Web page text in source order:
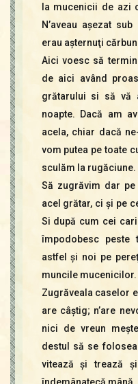
la mucenicii de azi
N’aveau aşezat
erau aşternuţi
Aici voesc să
de aici având
grătarului si să vă
noapte. Dacă am
acela, chiar dacă
vom putea pe toate
sculăm la rugăciune.
Să zugrăvim dar
acel grătar, ci şi pe
Si după cum cei
împodobesc
astfel şi noi pe
muncile mucenicilor.
Zugrăveala caselor
are câştig; n’are
nici de vreun
destul să se
vitează şi trează
îndemânatecă